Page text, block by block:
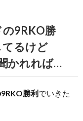
9RKO勝
るけど
かれれば…
勝利でいきた